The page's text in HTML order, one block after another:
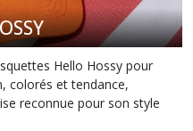
Hello Hossy pour
colorés et tendance,
reconnue pour son style